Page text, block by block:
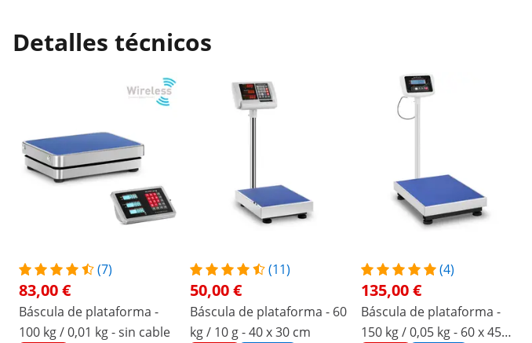
Detalles técnicos
(7)
83,00 €
Báscula de plataforma -
100 kg / 0,01 kg - sin cable
(11)
50,00 €
Báscula de plataforma - 60
kg / 10 g - 40 x 30 cm
(4)
135,00 €
Báscula de plataforma -
150 kg / 0,05 kg - 60 x 45